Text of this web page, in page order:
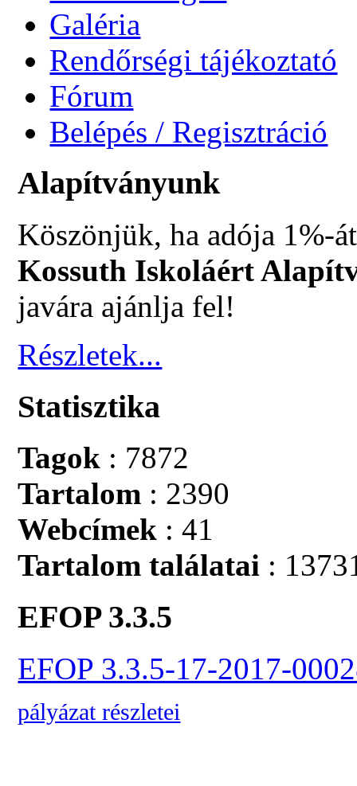
Galéria
Rendőrségi tájékoztató
Fórum
Belépés / Regisztráció
Alapítványunk
Köszönjük, ha adója 1%-
Kossuth Iskoláért
javára ajánlja fel!
Részletek...
Statisztika
Tagok : 7872
Tartalom : 2390
Webcímek : 41
Tartalom találatai :
EFOP 3.3.5
EFOP 3.3.5-17-2017-
pályázat részletei